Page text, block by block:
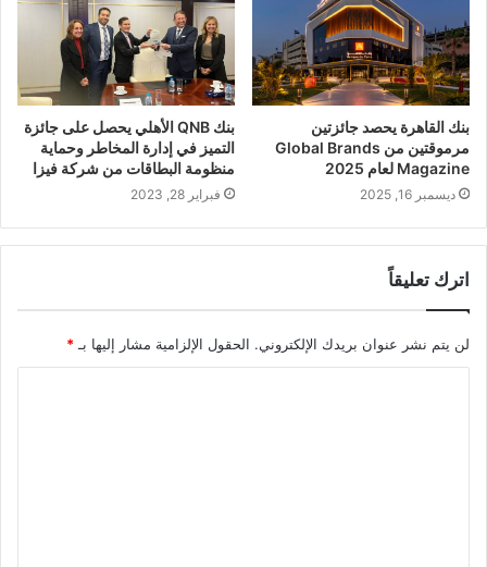
بنك القاهرة يحصد جائزتين
مرموقتين من Global Brands
Magazine لعام 2025
ديسمبر 16, 2025
بنك QNB الأهلي يحصل على جائزة
التميز في إدارة المخاطر وحماية
منظومة البطاقات من شركة فيزا
فبراير 28, 2023
اترك تعليقاً
لن يتم نشر عنوان بريدك الإلكتروني. الحقول الإلزامية مشار إليها بـ*